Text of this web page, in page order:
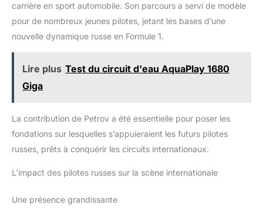
carrière en sport automobile. Son parcours a servi de modèle
pour de nombreux jeunes pilotes, jetant les bases d’une
nouvelle dynamique russe en Formule 1.
Lire plus Test du circuit d'eau AquaPlay 1680
Giga
La contribution de Petrov a été essentielle pour poser les
fondations sur lesquelles s’appuieraient les futurs pilotes
russes, prêts à conquérir les circuits internationaux.
L’impact des pilotes russes sur la scène internationale
Une présence grandissante